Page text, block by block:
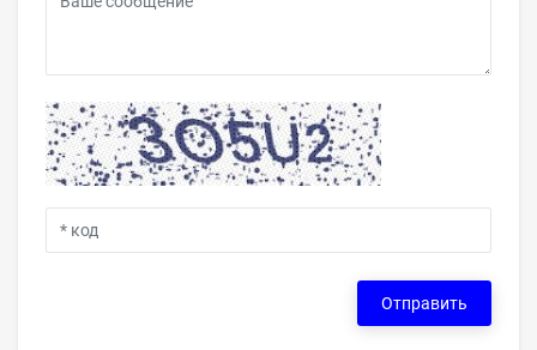
Отправить